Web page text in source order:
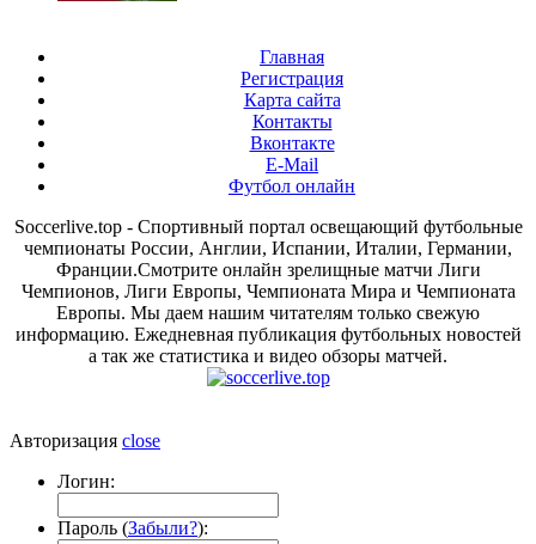
Главная
Регистрация
Карта сайта
Контакты
Вконтакте
E-Mail
Футбол онлайн
Soccerlive.top - Спортивный портал освещающий футбольные
чемпионаты России, Англии, Испании, Италии, Германии,
Франции.Смотрите онлайн зрелищные матчи Лиги
Чемпионов, Лиги Европы, Чемпионата Мира и Чемпионата
Европы. Мы даем нашим читателям только свежую
информацию. Ежедневная публикация футбольных новостей
а так же статистика и видео обзоры матчей.
Авторизация close
Логин:
Пароль (Забыли?):